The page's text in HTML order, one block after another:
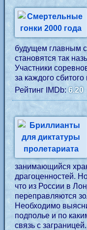
будущем главным
становятся так
Участники
за каждого
Рейтинг IMDb:6.20
занимающийся
драгоценностей.
что из России в
переправляются
Необходимо
подполье и по
связь с заграницей.